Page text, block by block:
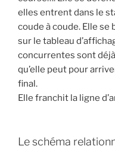
elles entrent dans le
coude à coude. Elle
sur le tableau
concurrentes sont
qu’elle peut pour
final.
Elle franchit la ligne
Le schéma